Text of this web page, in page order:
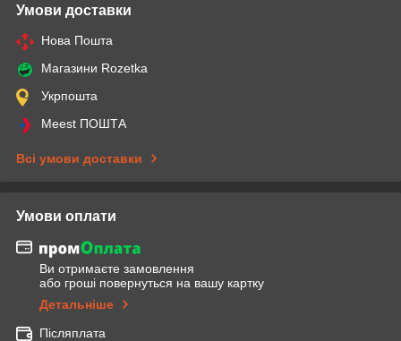
Умови доставки
Нова Пошта
Магазини Rozetka
Укрпошта
Meest ПОШТА
Всі умови доставки
Умови оплати
Ви отримаєте замовлення
або гроші повернуться на вашу картку
Детальніше
Післяплата